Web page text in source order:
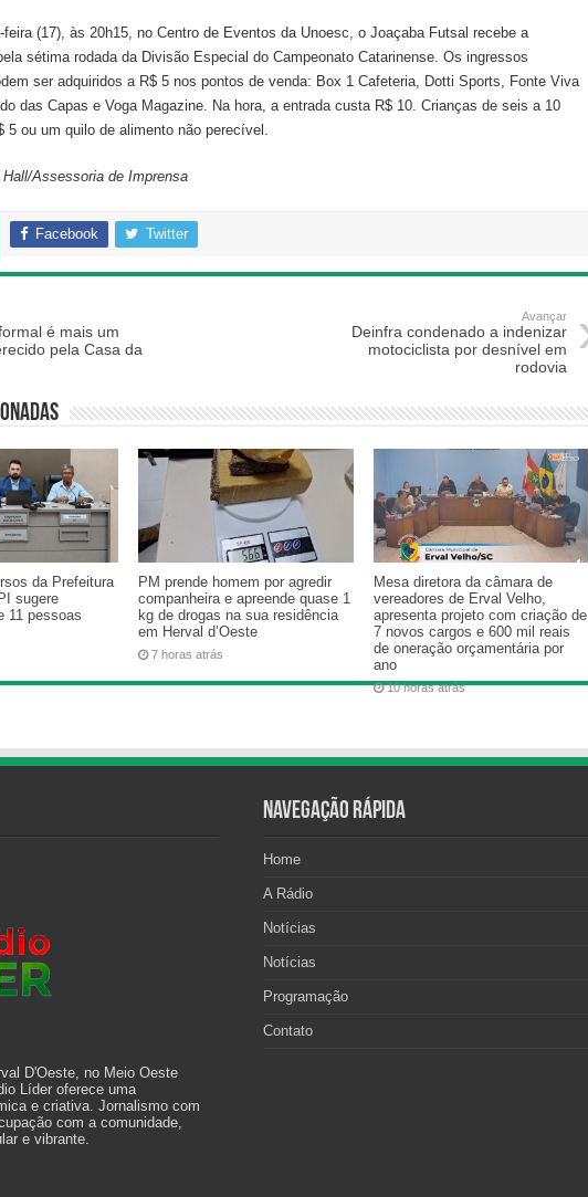
feira (17), às 20h15, no Centro de Eventos da Unoesc, o Joaçaba Futsal recebe a
sétima rodada da Divisão Especial do Campeonato Catarinense. Os ingressos
ser adquiridos a R$ 5 nos pontos de venda: Box 1 Cafeteria, Dotti Sports, Fonte Viva
das Capas e Voga Magazine. Na hora, a entrada custa R$ 10. Crianças de seis a 10
5 ou um quilo de alimento não perecível.
Assessoria de Imprensa
Facebook Twitter
é mais um
pela Casa da
Avançar
Deinfra condenado a indenizar
motociclista por desnível em
rodovia
da Prefeitura
sugere
11 pessoas
PM prende homem por agredir
companheira e apreende quase 1
kg de drogas na sua residência
em Herval d’Oeste
7 horas atrás
Mesa diretora da câmara de
vereadores de Erval Velho,
apresenta projeto com criação de
7 novos cargos e 600 mil reais
de oneração orçamentária por
ano
10 horas atrás
D'Oeste, no Meio Oeste
Líder oferece uma
e criativa. Jornalismo com
com a comunidade,
e vibrante.
Navegação Rápida
Home
A Rádio
Notícias
Notícias
Programação
Contato